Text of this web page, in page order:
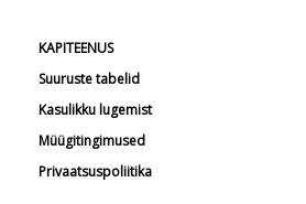
KAPITEENUS
Suuruste tabelid
Kasulikku lugemist
Müügitingimused
Privaatsuspoliitika